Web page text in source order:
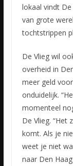
lokaal vindt
van grote
tochtstrippen
De Vlieg wil
overheid in
meer geld
onduidelijk.
momenteel
De Vlieg. “Het
komt. Als je
weet je niet
naar Den